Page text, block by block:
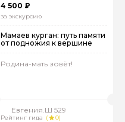
4 500 ₽
за экскурсию
Мамаев курган: путь памяти
от подножия к вершине
Родина-мать зовёт!
Евгения.Ш 529
Рейтинг гида (
0)